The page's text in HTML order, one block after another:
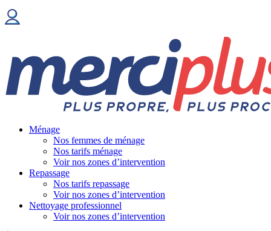
Ménage
Nos femmes de ménage
Nos tarifs ménage
Voir nos zones d’intervention
Repassage
Nos tarifs repassage
Voir nos zones d’intervention
Nettoyage professionnel
Voir nos zones d’intervention